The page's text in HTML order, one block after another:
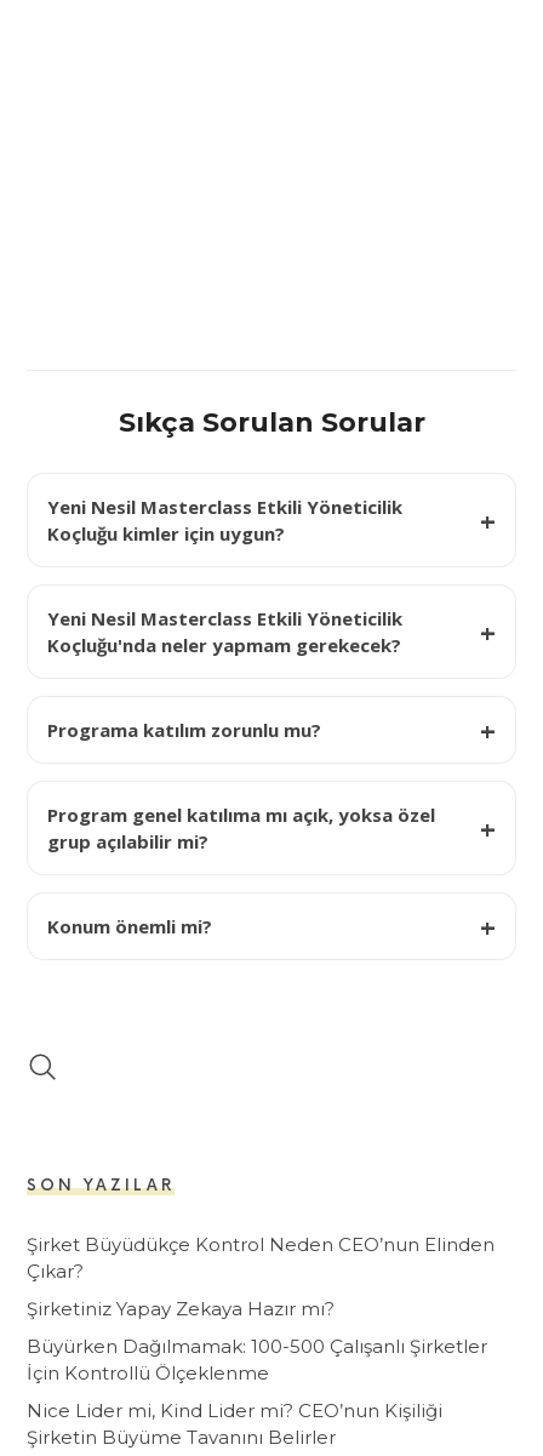
Sıkça Sorulan Sorular
Yeni Nesil Masterclass Etkili Yöneticilik
Koçluğu kimler için uygun?
Yeni Nesil Masterclass Etkili Yöneticilik
Koçluğu'nda neler yapmam gerekecek?
Programa katılım zorunlu mu?
Program genel katılıma mı açık, yoksa özel
grup açılabilir mi?
Konum önemli mi?
SON YAZILAR
Şirket Büyüdükçe Kontrol Neden CEO’nun Elinden
Çıkar?
Şirketiniz Yapay Zekaya Hazır mı?
Büyürken Dağılmamak: 100-500 Çalışanlı Şirketler
İçin Kontrollü Ölçeklenme
Nice Lider mi, Kind Lider mi? CEO’nun Kişiliği
Şirketin Büyüme Tavanını Belirler